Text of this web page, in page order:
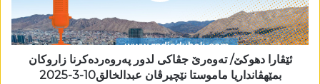
ئێڤارا دھوکێ/ تەوەرێ جڤاکی لدور پەروەردەکرنا زاروکان
بمێھڤانداریا ماموستا نێچیرڤان عبدالخالق10-3-2025